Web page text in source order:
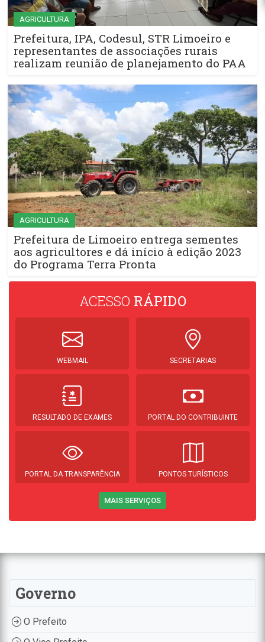
AGRICULTURA
Prefeitura, IPA, Codesul, STR Limoeiro e
representantes de associações rurais
realizam reunião de planejamento do PAA
AGRICULTURA
Prefeitura de Limoeiro entrega sementes
aos agricultores e dá início à edição 2023
do Programa Terra Pronta
ACESSO RÁPIDO
WEBMAIL SECRETARIAS
RESULTADO DE EXAMES PORTAL DO CONTRIBUINTE
PORTAL DA TRANSPARÊNCIA PONTOS TURÍSTICOS
MAIS SERVIÇOS
Governo
O Prefeito